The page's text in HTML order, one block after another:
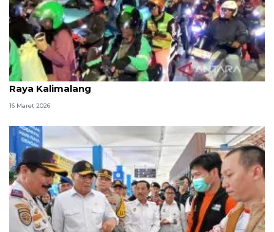
H-5 Lebaran, pemudik bermotor mulai padati Jalan
Raya Kalimalang
16 Maret 2026